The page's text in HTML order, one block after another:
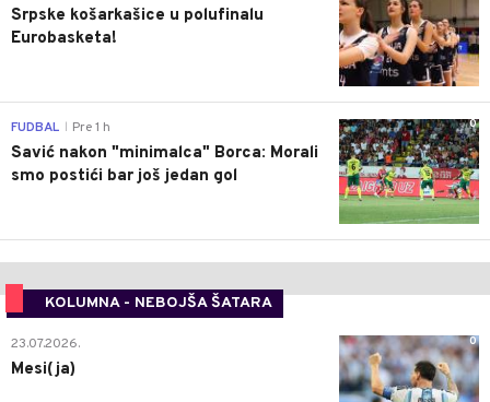
Srpske košarkašice u polufinalu
Eurobasketa!
0
FUDBAL Pre 1 h
Savić nakon "minimalca" Borca: Morali
smo postići bar još jedan gol
KOLUMNA - NEBOJŠA ŠATARA
0
23.07.2026.
Mesi(ja)